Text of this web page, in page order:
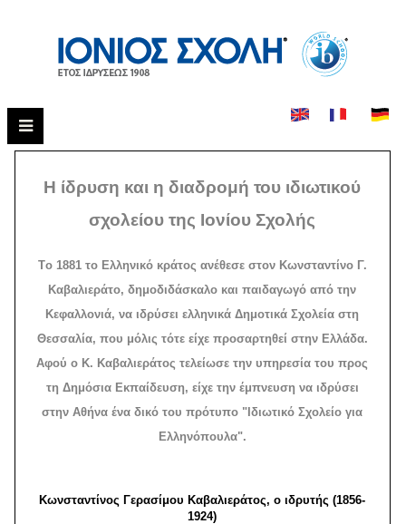
Η ίδρυση και η διαδρομή του ιδιωτικού
σχολείου της Ιονίου Σχολής
Tο 1881 το Eλληνικό κράτος ανέθεσε στον Kωνσταντίνο Γ.
Kαβαλιεράτο, δημοδιδάσκαλο και παιδαγωγό από την
Kεφαλλονιά, να ιδρύσει ελληνικά Δημοτικά Σχολεία στη
Θεσσαλία, που μόλις τότε είχε προσαρτηθεί στην Eλλάδα.
Aφού ο K. Kαβαλιεράτος τελείωσε την υπηρεσία του προς
τη Δημόσια Eκπαίδευση, είχε την έμπνευση να ιδρύσει
στην Aθήνα ένα δικό του πρότυπο "Ιδιωτικό Σχολείο για
Ελληνόπουλα".
Kωνσταντίνος Γερασίμου Kαβαλιεράτος, ο ιδρυτής (1856-
1924)